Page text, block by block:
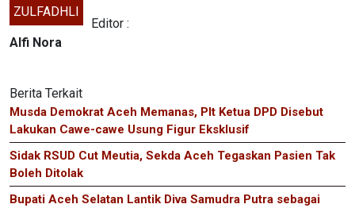
ZULFADHLI
Editor :
Alfi Nora
Berita Terkait
Musda Demokrat Aceh Memanas, Plt Ketua DPD Disebut
Lakukan Cawe-cawe Usung Figur Eksklusif
Sidak RSUD Cut Meutia, Sekda Aceh Tegaskan Pasien Tak
Boleh Ditolak
Bupati Aceh Selatan Lantik Diva Samudra Putra sebagai